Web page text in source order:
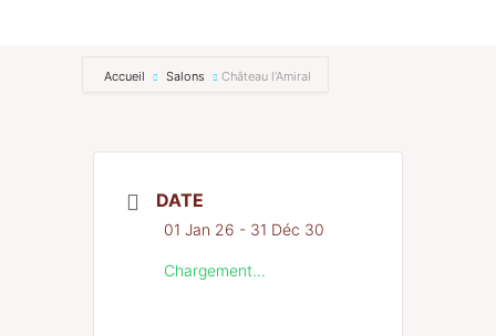
Accueil Salons Château l’Amiral
DATE
01 Jan 26 - 31 Déc 30
Chargement...